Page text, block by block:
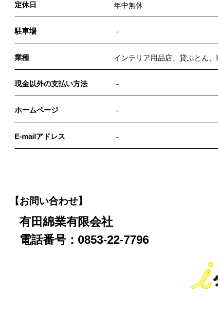
定休日 年中無休
駐車場 －
業種 インテリア用品店、貸ふとん
現金以外の支払い方法 －
ホームページ －
E-mailアドレス －
【お問い合わせ】
有田綿業有限会社
電話番号：0853-22-7796